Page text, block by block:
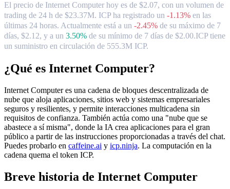
El precio de Internet Computer hoy es de $2.07, con un volumen de
trading de 24 h de $23.37M. ICP ha registrado un -1.13% en las
últimas 24 horas. Actualmente está a un -2.45% de su máximo de 7
días, $2.12, y a un 3.50% de su mínimo de 7 días de $2.00.ICP tiene
un suministro en circulación de 555.3M ICP.
¿Qué es Internet Computer?
Internet Computer es una cadena de bloques descentralizada de
nube que aloja aplicaciones, sitios web y sistemas empresariales
seguros y resilientes, y permite interacciones multicadena sin
requisitos de confianza. También actúa como una "nube que se
abastece a sí misma", donde la IA crea aplicaciones para el gran
público a partir de las instrucciones proporcionadas a través del chat.
Puedes probarlo en caffeine.ai y icp.ninja. La computación en la
cadena quema el token ICP.
Breve historia de Internet Computer